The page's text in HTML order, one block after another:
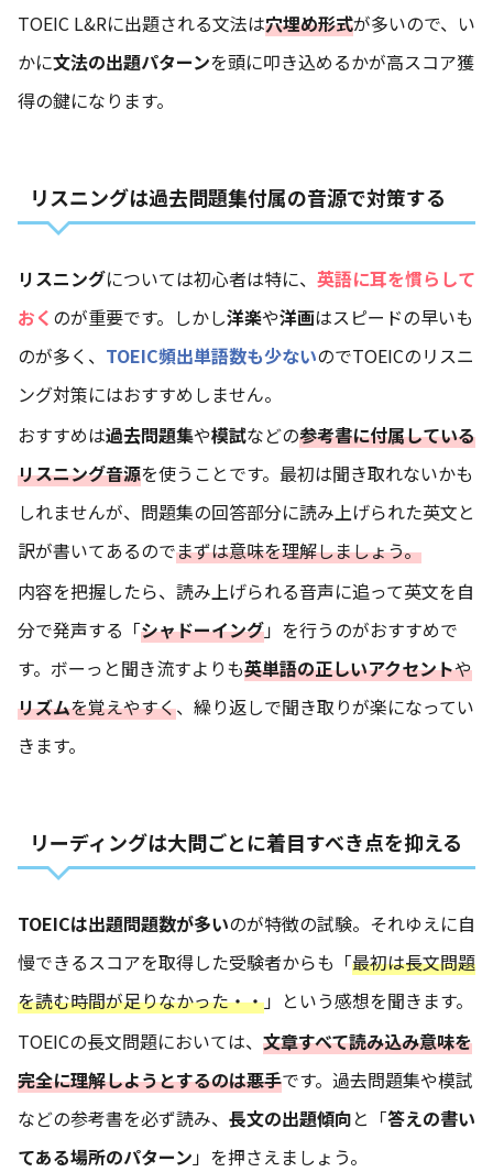
TOEIC L&Rに出題される文法は穴埋め形式が多いので、い
かに文法の出題パターンを頭に叩き込めるかが高スコア獲
得の鍵になります。
リスニングは過去問題集付属の音源で対策する
リスニングについては初心者は特に、 英語に耳を慣らして
おく のが重要です。しかし洋楽や洋画はスピードの早いも
のが多く、 TOEIC頻出単語数も少ないのでTOEICのリスニ
ング対策にはおすすめしません。
おすすめは過去問題集や模試などの参考書に付属している
リスニング音源を使うことです。最初は聞き取れないかも
しれませんが、問題集の回答部分に読み上げられた英文と
訳が書いてあるのでまずは意味を理解しましょう。
内容を把握したら、読み上げられる音声に追って英文を自
分で発声する「シャドーイング」を行うのがおすすめで
す。ボーっと聞き流すよりも英単語の正しいアクセントや
リズムを覚えやすく、繰り返しで聞き取りが楽になってい
きます。
リーディングは大問ごとに着目すべき点を抑える
TOEICは出題問題数が多いのが特徴の試験。それゆえに自
慢できるスコアを取得した受験者からも「最初は長文問題
を読む時間が足りなかった・・」という感想を聞きます。
TOEICの長文問題においては、 文章すべて読み込み意味を
完全に理解しようとするのは悪手です。過去問題集や模試
などの参考書を必ず読み、 長文の出題傾向と「答えの書い
てある場所のパターン」を押さえましょう。